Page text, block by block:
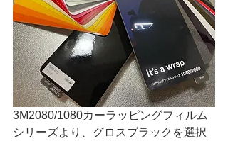
3M2080/1080カーラッピングフィルム
シリーズより、グロスブラックを選択